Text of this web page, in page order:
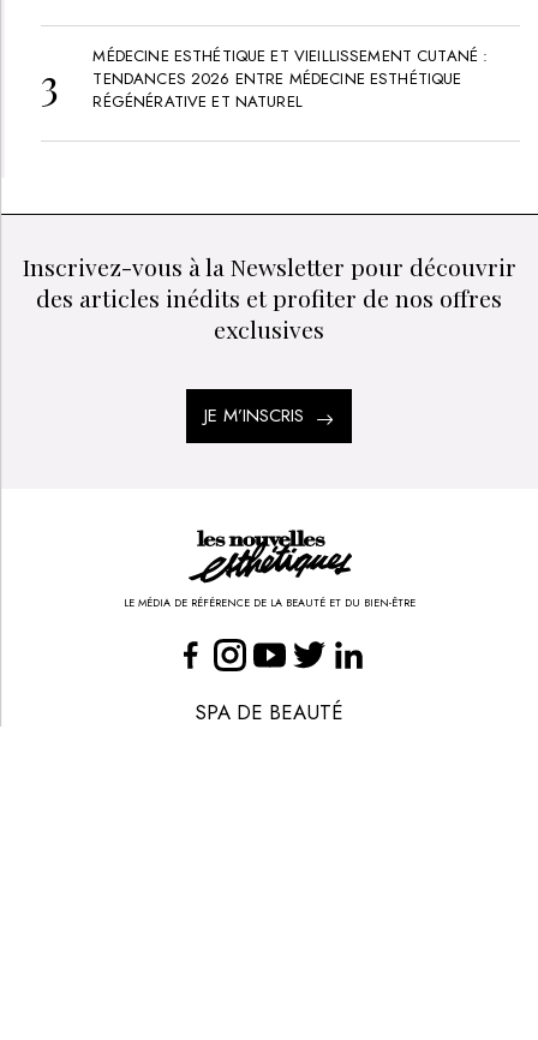
MÉDECINE ESTHÉTIQUE ET VIEILLISSEMENT CUTANÉ :
TENDANCES 2026 ENTRE MÉDECINE ESTHÉTIQUE
RÉGÉNÉRATIVE ET NATUREL
Inscrivez-vous à la Newsletter pour découvrir
des articles inédits et profiter de nos offres
exclusives
JE M’INSCRIS
LE MÉDIA DE RÉFÉRENCE DE LA BEAUTÉ ET DU BIEN-ÊTRE
SPA DE BEAUTÉ